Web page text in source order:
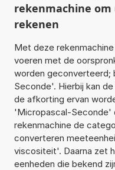
rekenmachine om
rekenen
Met deze
voeren met de
worden geconverteerd;
Seconde'. Hierbij kan
de afkorting ervan
'Micropascal-Seconde'
rekenmachine de
converteren
viscositeit'. Daarna zet
eenheden die bekend